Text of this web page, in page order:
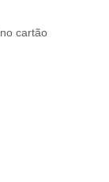
no cartão